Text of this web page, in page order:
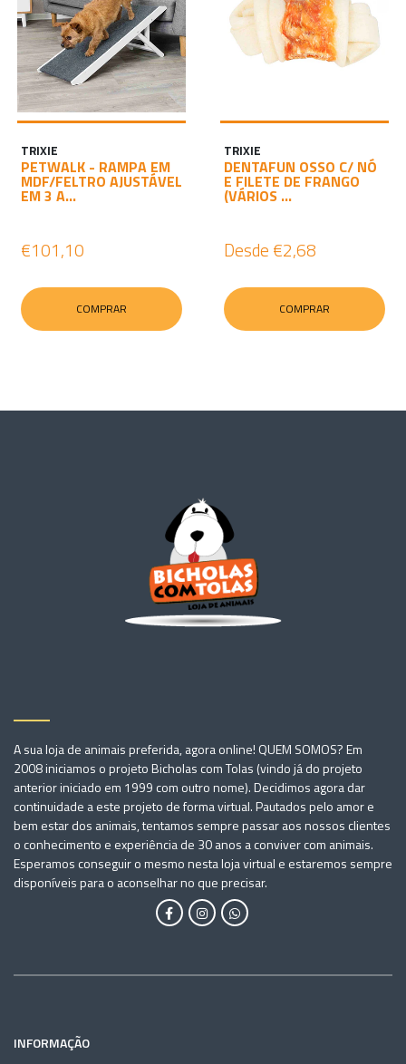
TRIXIE
PETWALK - RAMPA EM
MDF/FELTRO AJUSTÁVEL
EM 3 A...
€101,10
COMPRAR
TRIXIE
DENTAFUN OSSO C/ NÓ
E FILETE DE FRANGO
(VÁRIOS ...
Desde €2,68
COMPRAR
A sua loja de animais preferida, agora online! QUEM SOMOS? Em
2008 iniciamos o projeto Bicholas com Tolas (vindo já do projeto
anterior iniciado em 1999 com outro nome). Decidimos agora dar
continuidade a este projeto de forma virtual. Pautados pelo amor e
bem estar dos animais, tentamos sempre passar aos nossos clientes
o conhecimento e experiência de 30 anos a conviver com animais.
Esperamos conseguir o mesmo nesta loja virtual e estaremos sempre
disponíveis para o aconselhar no que precisar.
INFORMAÇÃO